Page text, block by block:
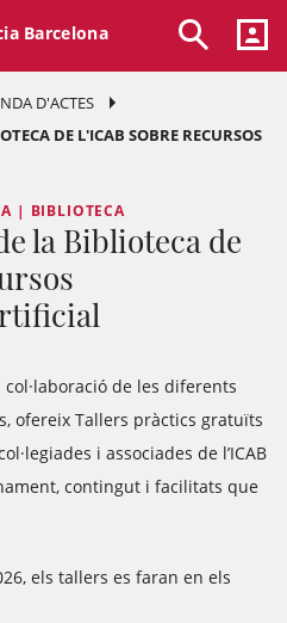
Barcelona
D'ACTES
DE L'ICAB SOBRE RECURSOS
| BIBLIOTECA
la Biblioteca de
de les diferents
ofereix Tallers pràctics gratuïts
i associades de l’ICAB
contingut i facilitats que
els tallers es faran en els